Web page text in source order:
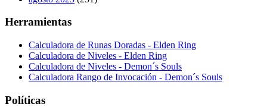
Herramientas
Calculadora de Runas Doradas - Elden Ring
Calculadora de Niveles - Elden Ring
Calculadora de Niveles - Demon´s Souls
Calculadora Rango de Invocación - Demon´s Souls
Políticas